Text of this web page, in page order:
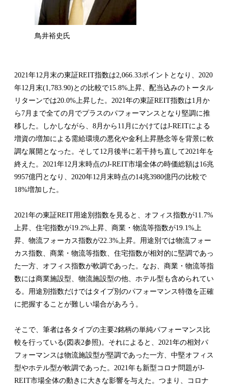
鳥井裕史氏
2021年12月末の東証REIT指数は2,066.33ポイントとなり、2020
年12月末(1,783.90)との比較で15.8%上昇、配当込みのトータル
リターンでは20.0%上昇した。2021年の東証REIT指数は1月か
ら7月まで全ての月でプラスのパフォーマンスとなり堅調に推
移した。しかしながら、8月から11月にかけてはJ-REITによる
増資の増加による需給環境の悪化や金利上昇懸念等を背景に軟
調な展開となった。そして12月後半に若干持ち直して2021年を
終えた。2021年12月末時点のJ-REIT市場全体の時価総額は16兆
9957億円となり、2020年12月末時点の14兆3980億円の比較で
18%増加した。
2021年の東証REIT用途別指数を見ると、オフィス指数が11.7%
上昇、住宅指数が19.2%上昇、商業・物流等指数が19.1%上
昇、物流フォーカス指数が22.3%上昇。用途別では物流フォー
カス指数、商業・物流等指数、住宅指数が相対的に堅調であっ
た一方、オフィス指数が軟調であった。なお、商業・物流等指
数には商業施設型、物流施設型の他、ホテル型も含められてい
る。用途別指数だけではタイプ別のパフォーマンス特徴を正確
に把握することが難しい場合があろう。
そこで、筆者は各タイプの主要2銘柄の単純パフォーマンス比
較を行っている(図表2参照)。それによると、2021年の相対パ
フォーマンスは物流施設型が堅調であった一方、中堅オフィス
型やホテル型が軟調であった。2021年も新型コロナ問題がJ-
REIT市場全体の動きに大きな影響を与えた。つまり、コロナ